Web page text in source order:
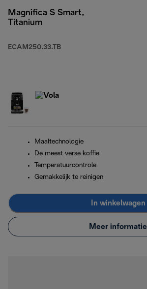
Magnifica S Smart,
Titanium
ECAM250.33.TB
Maaltechnologie
De meest verse koffie
Temperatuurcontrole
Gemakkelijk te reinigen
In winkelwagen
Meer informatie